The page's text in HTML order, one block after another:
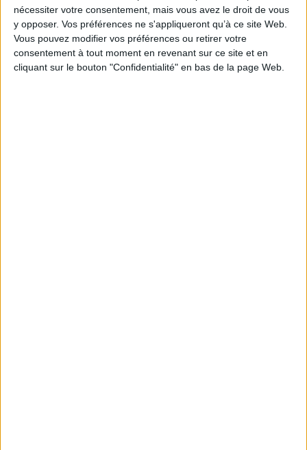
nécessiter votre consentement, mais vous avez le droit de vous
y opposer. Vos préférences ne s'appliqueront qu’à ce site Web.
Vous pouvez modifier vos préférences ou retirer votre
consentement à tout moment en revenant sur ce site et en
cliquant sur le bouton "Confidentialité" en bas de la page Web.
azimuts